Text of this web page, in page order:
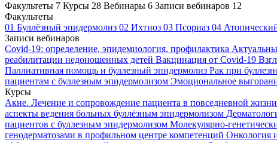
Факультеты 7 Курсы 28 Вебинары 6 Записи вебинаров 12
Факультеты
01 Буллёзный эпидермолиз 02 Ихтиоз 03 Псориаз 04
Записи вебинаров
Covid-19: определение, эпидемиология, профилактика
реабилитации недоношенных детей Вакцинация от Covid-19
Паллиативная помощь и буллезный эпидермолиз Рак при
пациентам с буллезным эпидермолизом Эмоциональное
Курсы
Акне. Лечение и сопровождение пациента в повседневной жизни
аспекты ведения больных буллёзным эпидермолизом
пациентов с буллезным эпидермолизом Молекулярно-
генодерматозами в профильном центре компетенций Онкология